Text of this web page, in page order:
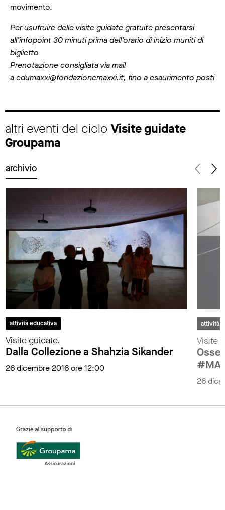
movimento.
Per usufruire delle visite guidate gratuite presentarsi
all’infopoint 30 minuti prima dell’orario di inizio muniti di
biglietto
Prenotazione consigliata via mail
aedumaxxi@fondazionemaxxi.it, fino a esaurimento posti
altri eventi del ciclo Visite guidate
Groupama
archivio
attività educativa
Visite guidate.
Dalla Collezione a Shahzia Sikander
26 dicembre 2016 ore 12:00
attività
Visite
26